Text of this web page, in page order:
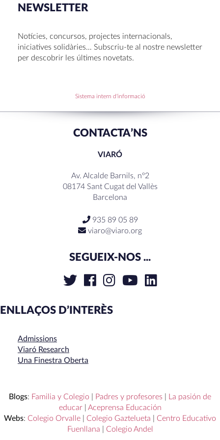
Congrés UNIV 2026
Oficis de Setmana Santa 2025
Premi al Pessebre d’Infantil 2024
RECENT COMMENTS
NEWSLETTER
Notícies, concursos, projectes internacionals,
iniciatives solidàries… Subscriu-te al nostre newsletter
per descobrir les últimes novetats.
Sistema intern d'informació
CONTACTA’NS
VIARÓ
Av. Alcalde Barnils, nº2
08174 Sant Cugat del Vallès
Barcelona
935 89 05 89
viaro@viaro.org
SEGUEIX-NOS ...
ENLLAÇOS D’INTERÈS
Admissions
Viaró Research
Una Finestra Oberta
Blogs: Familia y Colegio Padres y profesores
La pasión de
educar| Aceprensa Educación
Webs: Colegio Orvalle Colegio Gaztelueta
Centro Educativo
Fuenllana
Colegio Andel